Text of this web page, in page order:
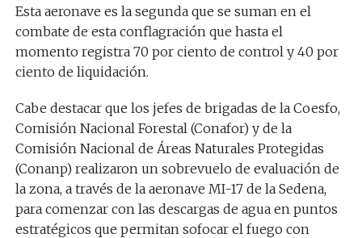
Esta aeronave es la segunda que se suman en el
combate de esta conflagración que hasta el
momento registra 70 por ciento de control y 40 por
ciento de liquidación.
Cabe destacar que los jefes de brigadas de la Coesfo,
Comisión Nacional Forestal (Conafor) y de la
Comisión Nacional de Áreas Naturales Protegidas
(Conanp) realizaron un sobrevuelo de evaluación de
la zona, a través de la aeronave MI-17 de la Sedena,
para comenzar con las descargas de agua en puntos
estratégicos que permitan sofocar el fuego con